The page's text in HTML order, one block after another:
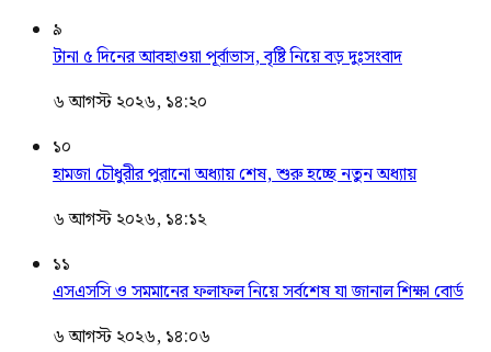
৯
টানা ৫ দিনের আবহাওয়া পূর্বাভাস, বৃষ্টি নিয়ে বড় দুঃসংবাদ
৬ আগস্ট ২০২৬, ১৪:২০
১০
হামজা চৌধুরীর পুরানো অধ্যায় শেষ, শুরু হচ্ছে নতুন অধ্যায়
৬ আগস্ট ২০২৬, ১৪:১২
১১
এসএসসি ও সমমানের ফলাফল নিয়ে সর্বশেষ যা জানাল শিক্ষা বোর্ড
৬ আগস্ট ২০২৬, ১৪:০৬